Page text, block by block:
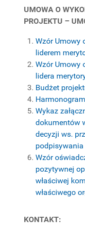
UMOWA O
PROJEKTU –
Wzór Umowy
liderem
Wzór Umowy
lidera
Budżet
Wykaz
dokumentów
decyzji ws.
Wzór
pozytywnej
właściwej
właściwego
KONTAKT: